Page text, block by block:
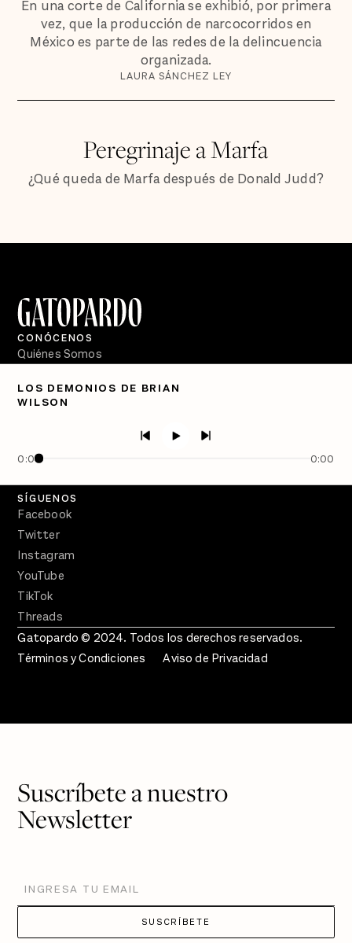
En una corte de California se exhibió, por primera
vez, que la producción de narcocorridos en
México es parte de las redes de la delincuencia
organizada.
LAURA SÁNCHEZ LEY
Peregrinaje a Marfa
¿Qué queda de Marfa después de Donald Judd?
LOS DEMONIOS DE BRIAN
WILSON
0:00 0:00
CONÓCENOS
Quiénes Somos
PÓDCASTS
Crecer en Distopía
SÍGUENOS
Facebook
Twitter
Instagram
YouTube
TikTok
Threads
Gatopardo © 2024. Todos los derechos reservados.
Términos y Condiciones
Aviso de Privacidad
Suscríbete a nuestro
Newsletter